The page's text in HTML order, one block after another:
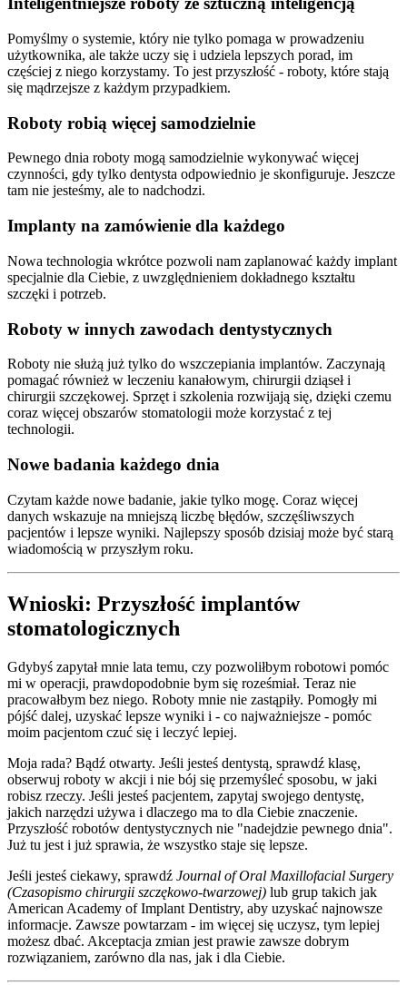
Pomyślmy o systemie, który nie tylko pomaga w prowadzeniu
użytkownika, ale także uczy się i udziela lepszych porad, im
częściej z niego korzystamy. To jest przyszłość - roboty, które stają
się mądrzejsze z każdym przypadkiem.
Roboty robią więcej samodzielnie
Pewnego dnia roboty mogą samodzielnie wykonywać więcej
czynności, gdy tylko dentysta odpowiednio je skonfiguruje. Jeszcze
tam nie jesteśmy, ale to nadchodzi.
Implanty na zamówienie dla każdego
Nowa technologia wkrótce pozwoli nam zaplanować każdy implant
specjalnie dla Ciebie, z uwzględnieniem dokładnego kształtu
szczęki i potrzeb.
Roboty w innych zawodach dentystycznych
Roboty nie służą już tylko do wszczepiania implantów. Zaczynają
pomagać również w leczeniu kanałowym, chirurgii dziąseł i
chirurgii szczękowej. Sprzęt i szkolenia rozwijają się, dzięki czemu
coraz więcej obszarów stomatologii może korzystać z tej
technologii.
Nowe badania każdego dnia
Czytam każde nowe badanie, jakie tylko mogę. Coraz więcej
danych wskazuje na mniejszą liczbę błędów, szczęśliwszych
pacjentów i lepsze wyniki. Najlepszy sposób dzisiaj może być starą
wiadomością w przyszłym roku.
Wnioski: Przyszłość implantów
stomatologicznych
Gdybyś zapytał mnie lata temu, czy pozwoliłbym robotowi pomóc
mi w operacji, prawdopodobnie bym się roześmiał. Teraz nie
pracowałbym bez niego. Roboty mnie nie zastąpiły. Pomogły mi
pójść dalej, uzyskać lepsze wyniki i - co najważniejsze - pomóc
moim pacjentom czuć się i leczyć lepiej.
Moja rada? Bądź otwarty. Jeśli jesteś dentystą, sprawdź klasę,
obserwuj roboty w akcji i nie bój się przemyśleć sposobu, w jaki
robisz rzeczy. Jeśli jesteś pacjentem, zapytaj swojego dentystę,
jakich narzędzi używa i dlaczego ma to dla Ciebie znaczenie.
Przyszłość robotów dentystycznych nie "nadejdzie pewnego dnia".
Już tu jest i już sprawia, że wszystko staje się lepsze.
Jeśli jesteś ciekawy, sprawdź Journal of Oral Maxillofacial Surgery
(Czasopismo chirurgii szczękowo-twarzowej) lub grup takich jak
American Academy of Implant Dentistry, aby uzyskać najnowsze
informacje. Zawsze powtarzam - im więcej się uczysz, tym lepiej
możesz dbać. Akceptacja zmian jest prawie zawsze dobrym
rozwiązaniem, zarówno dla nas, jak i dla Ciebie.